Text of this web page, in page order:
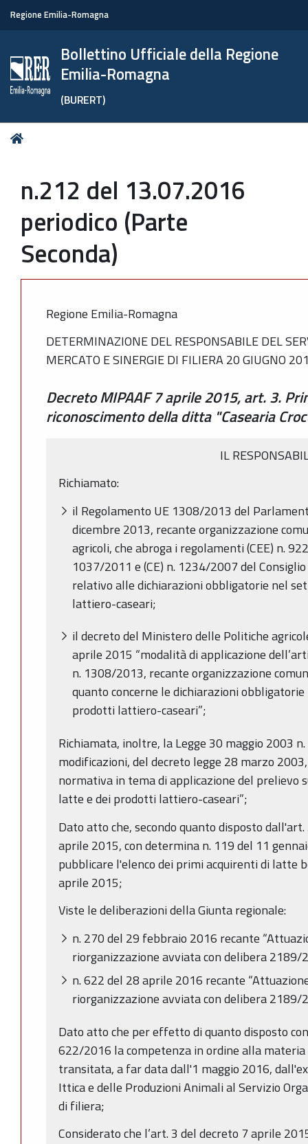
Regione Emilia-Romagna
Bollettino Ufficiale della Regione
Emilia-Romagna
(BURERT)
Tu
n.212 del 13.07.2016
periodico (Parte
Seconda)
Regione Emilia-Romagna
DETERMINAZIONE DEL RESPONSABILE DEL
MERCATO E SINERGIE DI FILIERA 20 GIUGNO
Decreto MIPAAF 7 aprile 2015, art. 3.
riconoscimento della ditta "Casearia
IL
Richiamato:
il Regolamento UE 1308/2013 del
dicembre 2013, recante organizzazione
agricoli, che abroga i regolamenti (CEE) n.
1037/2011 e (CE) n. 1234/2007 del
relativo alle dichiarazioni obbligatorie nel
lattiero-caseari;
il decreto del Ministero delle Politiche
aprile 2015 “modalità di applicazione
n. 1308/2013, recante organizzazione
quanto concerne le dichiarazioni
prodotti lattiero-caseari”;
Richiamata, inoltre, la Legge 30 maggio 2003
modificazioni, del decreto legge 28 marzo
normativa in tema di applicazione del prelievo
latte e dei prodotti lattiero-caseari”;
Dato atto che, secondo quanto disposto
aprile 2015, con determina n. 119 del 11
pubblicare l'elenco dei primi acquirenti di latte
aprile 2015;
Viste le deliberazioni della Giunta regionale:
n. 270 del 29 febbraio 2016 recante
riorganizzazione avviata con delibera 2189/
n. 622 del 28 aprile 2016 recante
riorganizzazione avviata con delibera 2189/
Dato atto che per effetto di quanto disposto
622/2016 la competenza in ordine alla
transitata, a far data dall'1 maggio 2016,
Ittica e delle Produzioni Animali al Servizio
di filiera;
Considerato che l’art. 3 del decreto 7 aprile